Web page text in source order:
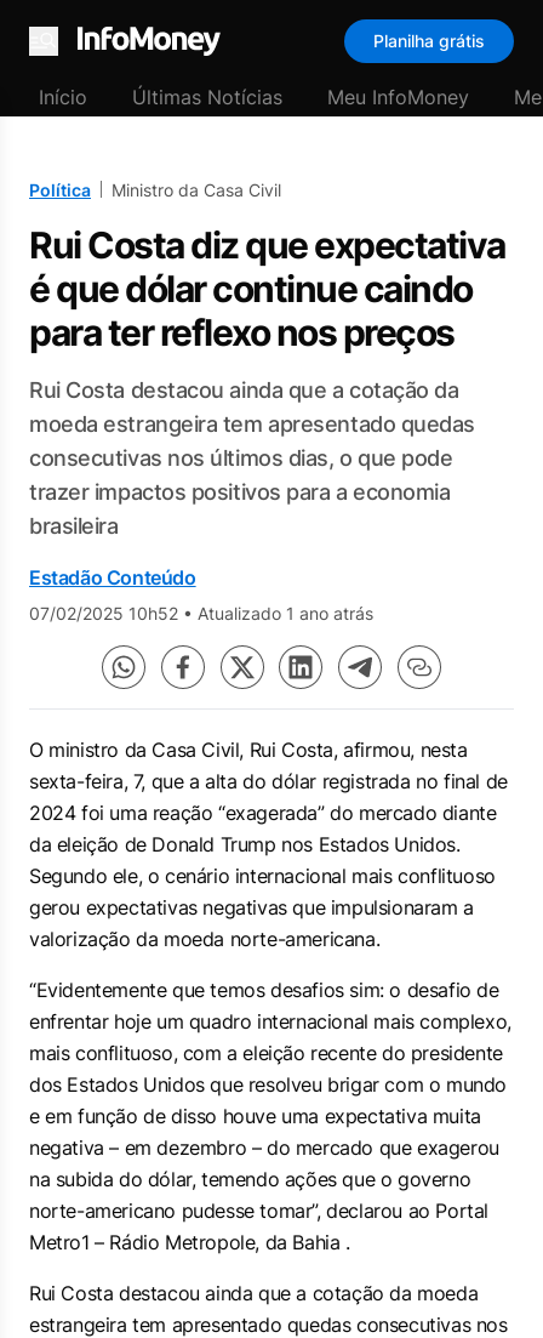
Menu
Planilha grátis
Início Últimas Notícias Meu InfoMoney
Política Ministro da Casa Civil
Rui Costa diz que expectativa
é que dólar continue caindo
para ter reflexo nos preços
Rui Costa destacou ainda que a cotação da
moeda estrangeira tem apresentado quedas
consecutivas nos últimos dias, o que pode
trazer impactos positivos para a economia
brasileira
Estadão Conteúdo
07/02/2025 10h52 • Atualizado 1 ano atrás
O ministro da Casa Civil, Rui Costa, afirmou, nesta
sexta-feira, 7, que a alta do dólar registrada no final de
2024 foi uma reação “exagerada” do mercado diante
da eleição de Donald Trump nos Estados Unidos.
Segundo ele, o cenário internacional mais conflituoso
gerou expectativas negativas que impulsionaram a
valorização da moeda norte-americana.
“Evidentemente que temos desafios sim: o desafio de
enfrentar hoje um quadro internacional mais complexo,
mais conflituoso, com a eleição recente do presidente
dos Estados Unidos que resolveu brigar com o mundo
e em função de disso houve uma expectativa muita
negativa – em dezembro – do mercado que exagerou
na subida do dólar, temendo ações que o governo
norte-americano pudesse tomar”, declarou ao Portal
Metro1 – Rádio Metropole, da Bahia .
Rui Costa destacou ainda que a cotação da moeda
estrangeira tem apresentado quedas consecutivas nos